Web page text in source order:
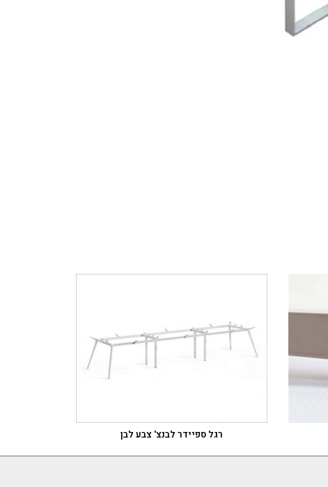
רגל ספיידר לבנצ' צבע לבן